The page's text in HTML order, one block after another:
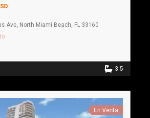
Ave, North Miami Beach, FL 33160
3.5
En Venta